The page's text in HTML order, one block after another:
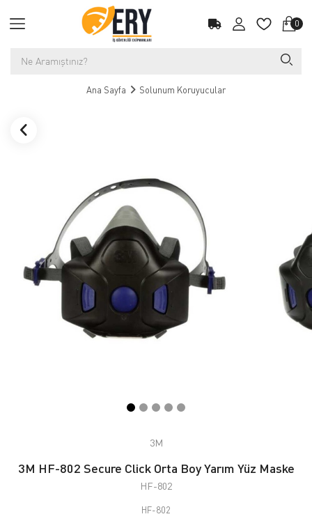
0
Ana Sayfa Solunum Koruyucular
3M
3M HF-802 Secure Click Orta Boy Yarım Yüz Maske
HF-802
HF-802